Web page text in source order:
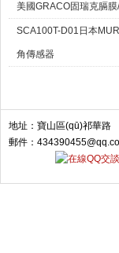
美國GRACO固瑞克膈膜
SCA100T-D01日本
角傳感器
地址：寶山區(qū)祁華路
郵件：